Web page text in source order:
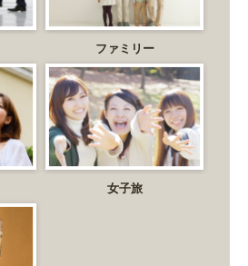
ファミリー
女子旅